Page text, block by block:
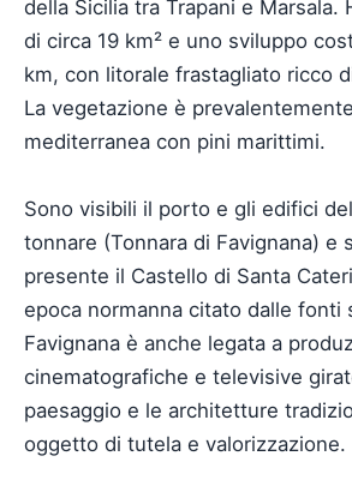
della Sicilia tra Trapani e Marsala.
di circa 19 km² e uno sviluppo
km, con litorale frastagliato ricco
La vegetazione è
mediterranea con pini marittimi.
Sono visibili il porto e gli edifici
tonnare (Tonnara di Favignana) e
presente il Castello di Santa
epoca normanna citato dalle fonti
Favignana è anche legata a
cinematografiche e televisive
paesaggio e le architetture
oggetto di tutela e valorizzazione.